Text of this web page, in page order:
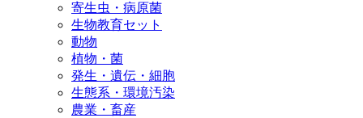
寄生虫・病原菌
生物教育セット
動物
植物・菌
発生・遺伝・細胞
生態系・環境汚染
農業・畜産